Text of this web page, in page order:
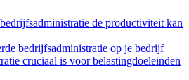
de productiviteit kan
bedrijfsadministratie op je bedrijf
cruciaal is voor belastingdoeleinden